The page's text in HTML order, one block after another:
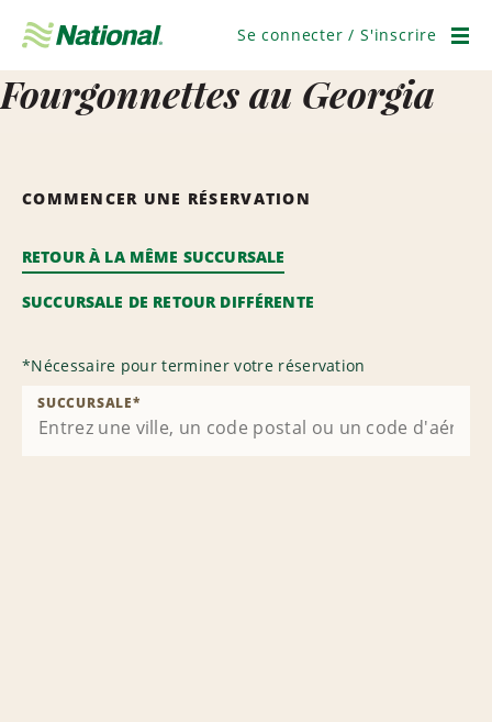
navigation
Se connecter / S'inscrire
Fourgonnettes au Georgia
COMMENCER UNE RÉSERVATION
RETOUR À LA MÊME SUCCURSALE
SUCCURSALE DE RETOUR DIFFÉRENTE
*Nécessaire pour terminer votre réservation
SUCCURSALE*